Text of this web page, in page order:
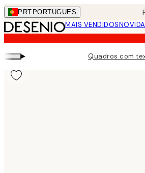
Skip
to
main
content.
PRT PORTUGUES
MAIS VENDIDOS
▸ Quadros com